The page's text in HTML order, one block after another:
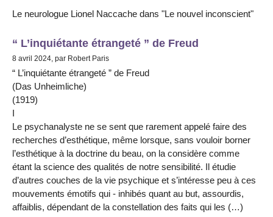
Le neurologue Lionel Naccache dans "Le nouvel inconscient"
“ L’inquiétante étrangeté ” de Freud
8 avril 2024, par Robert Paris
“ L’inquiétante étrangeté ” de Freud
(Das Unheimliche)
(1919)
I
Le psychanalyste ne se sent que rarement appelé faire des
recherches d’esthétique, même lorsque, sans vouloir borner
l’esthétique à la doctrine du beau, on la considère comme
étant la science des qualités de notre sensibilité. Il étudie
d’autres couches de la vie psychique et s’intéresse peu à ces
mouvements émotifs qui - inhibés quant au but, assourdis,
affaiblis, dépendant de la constellation des faits qui les (…)